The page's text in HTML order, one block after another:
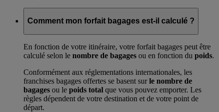
Comment mon forfait bagages est-il calculé ?
En fonction de votre itinéraire, votre forfait bagages peut être
calculé selon le nombre de bagages ou en fonction du poids.
Conformément aux réglementations internationales, les
franchises bagages offertes se basent surle nombre de
bagages ou le poids total que vous pouvez emporter. Les
règles dépendent de votre destination et de votre point de
départ.